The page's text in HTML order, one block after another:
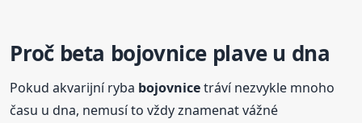
Proč beta bojovnice plave u dna
Pokud akvarijní ryba bojovnicetráví nezvykle mnoho
času u dna, nemusí to vždy znamenat vážné